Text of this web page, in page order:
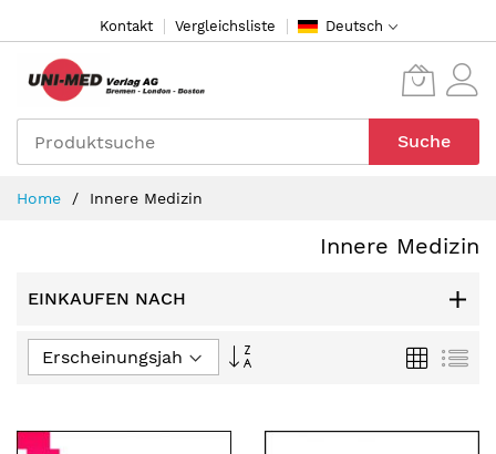
Inhalt
Kontakt Vergleichsliste Deutsch
Suche
Home Innere Medizin
Innere Medizin
EINKAUFEN NACH
aufsteigender
Raster